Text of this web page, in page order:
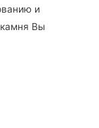
и
камня Вы